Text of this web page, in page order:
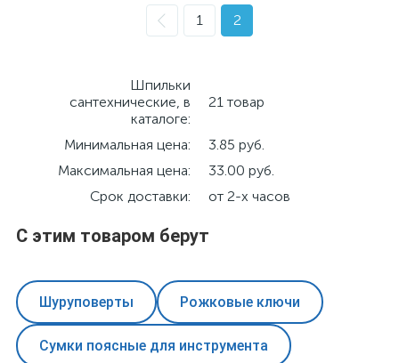
1 2
Шпильки
сантехнические, в
каталоге:
21 товар
Минимальная цена:
3.85 руб.
Максимальная цена:
33.00 руб.
Срок доставки:
от 2-х часов
С этим товаром берут
Шуруповерты Рожковые ключи
Сумки поясные для инструмента